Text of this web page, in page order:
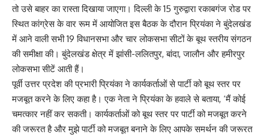
तो उसे बाहर का रास्ता दिखाया जाएगा। दिल्ली के 15 गुरुद्वारा रकाबगंज रोड पर
स्थित कांग्रेस के वार रूम में आयोजित इस बैठक के दौरान प्रियंका ने बुंदेलखंड
में आने वाली सभी 19 विधानसभा और चार लोकसभा सीटों के बूथ स्तरीय संगठन
की समीक्षा की। बुंदेलखंड क्षेत्र में झांसी-ललितपुर, बांदा, जालौन और हमीरपुर
लोकसभा सीटें आती हैं।
पूर्वी उत्तर प्रदेश की प्रभारी प्रियंका ने कार्यकर्ताओं से पार्टी को बूथ स्तर पर
मजबूत करने के लिए कहा है। एक नेता ने प्रियंका के हवाले से बताया, ‘मैं कोई
चमत्कार नहीं कर सकती। कार्यकर्ताओं को बूथ स्तर पर पार्टी को मजबूत करने
की जरूरत है और मुझे पार्टी को मजबूत बनाने के लिए आपके समर्थन की जरूरत